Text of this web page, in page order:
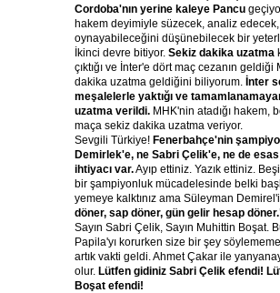
Cordoba'nın yerine kaleye Pancu
hakem deyimiyle süzecek, analiz
oynayabileceğini düşünebilecek bir
İkinci devre bitiyor. Sekiz dakika uzatma
çıktığı ve İnter'e dört maç cezanın
dakika uzatma geldiğini biliyorum. İnter
meşalelerle yaktığı ve
uzatma verildi. MHK'nin atadığı hakem,
maça sekiz dakika uzatma veriyor.
Sevgili Türkiye! Fenerbahçe'nin
Demirlek'e, ne Sabri Çelik'e, ne de esas
ihtiyacı var.Ayıp ettiniz. Yazık ettiniz.
bir şampiyonluk mücadelesinde belki
yemeye kalktınız ama Süleyman
döner, sap döner, gün gelir hesap
Sayın Sabri Çelik, Sayın Muhittin Boşat.
Papila'yı korurken size bir şey
artık vakti geldi. Ahmet Çakar ile
olur. Lütfen gidiniz Sabri Çelik efendi!
Boşat efendi!